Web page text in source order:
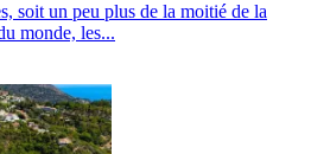
soit un peu plus de la moitié de la
monde, les...